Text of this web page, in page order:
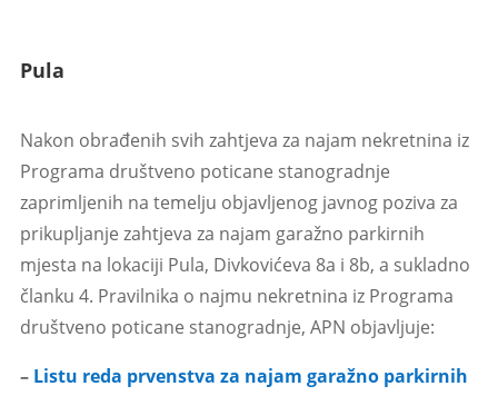
Pula
Nakon obrađenih svih zahtjeva za najam nekretnina iz
Programa društveno poticane stanogradnje
zaprimljenih na temelju objavljenog javnog poziva za
prikupljanje zahtjeva za najam garažno parkirnih
mjesta na lokaciji Pula, Divkovićeva 8a i 8b, a sukladno
članku 4. Pravilnika o najmu nekretnina iz Programa
društveno poticane stanogradnje, APN objavljuje:
–Listu reda prvenstva za najam garažno parkirnih